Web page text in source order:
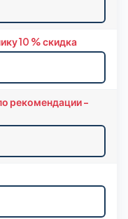
10 % скидка
рекомендации -